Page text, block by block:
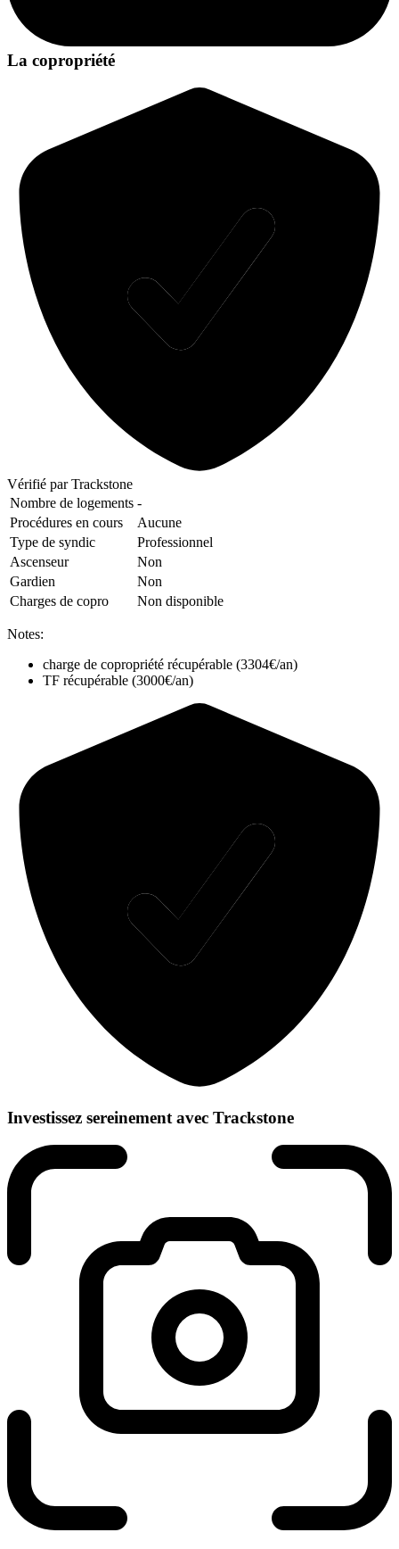
La copropriété
Vérifié par Trackstone
Nombre de logements -
Procédures en cours
Aucune
Type de syndic
Professionnel
Ascenseur
Non
Gardien
Non
Charges de copro
Non disponible
Notes:
charge de copropriété récupérable (3304€/an)
TF récupérable (3000€/an)
Investissez sereinement avec Trackstone